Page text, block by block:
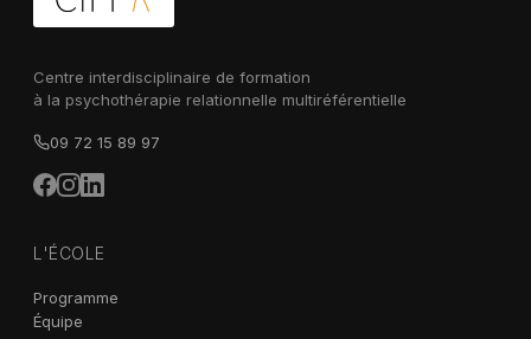
Centre interdisciplinaire de formation
à la psychothérapie relationnelle multiréférentielle
09 72 15 89 97
L'ÉCOLE
Programme
Équipe